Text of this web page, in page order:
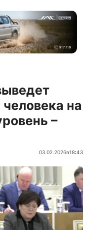
на
–
03.02.2026в18:43